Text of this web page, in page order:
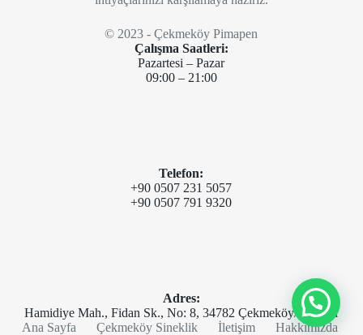
© 2023 - Çekmeköy Pimapen
Çalışma Saatleri:
Pazartesi – Pazar
09:00 – 21:00
Telefon:
+90 0507 231 5057
+90 0507 791 9320
Adres:
Hamidiye Mah., Fidan Sk., No: 8, 34782 Çekmeköy/İstanbul
Ana Sayfa
Çekmeköy Sineklik İletişim Hakkımızda